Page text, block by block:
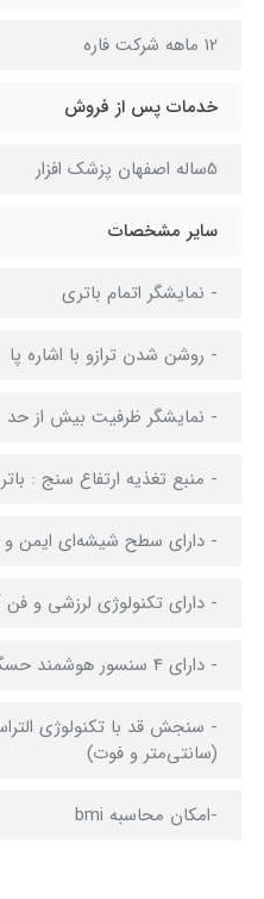
12 ماهه شرکت فاره
خدمات پس از فروش
5ساله اصفهان پزشک افزار
سایر مشخصات
- نمایشگر اتمام باتری
- روشن شدن ترازو با اشاره پا
- نمایشگر ظرفیت بیش از حد
- منبع تغذیه ارتفاع سنج : باتری
- دارای سطح شیشه‌ای ایمن
- دارای تکنولوژی لرزشی و فن
- دارای 4 سنسور هوشمند حسگر گرانش در پایه‌ها
- سنجش قد با تکنولوژی
(سانتی‌متر و فوت)
-امکان محاسبه bmi